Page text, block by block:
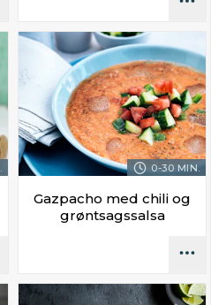
0-30 MIN.
Gazpacho med chili og
grøntsagssalsa